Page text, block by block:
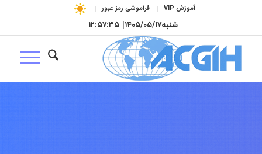
آموزش VIP فراموشی رمز عبور
شنبه۱۴۰۵/۰۵/۱۷| ۱۲:۵۷:۳۶